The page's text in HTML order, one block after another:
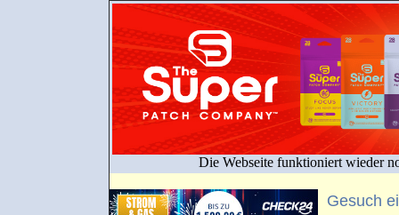
Die Webseite funktioniert wieder
Gesuch